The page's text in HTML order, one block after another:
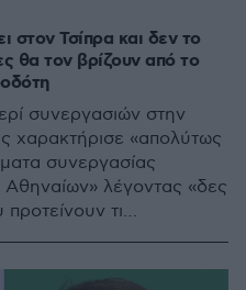
στον Τσίπρα και δεν το
θα τον βρίζουν από το
συνεργασιών στην
χαρακτήρισε «απολύτως
συνεργασίας
λέγοντας «δες
τι